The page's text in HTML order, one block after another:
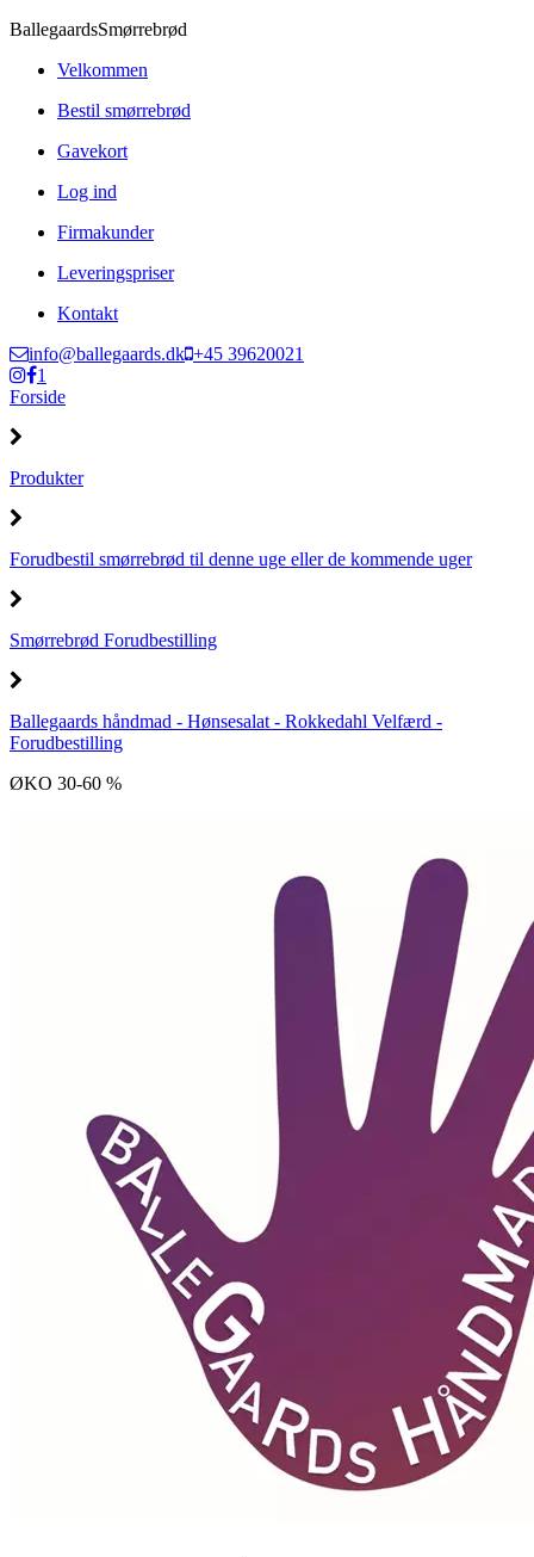
BallegaardsSmørrebrød
Velkommen
Bestil smørrebrød
Gavekort
Log ind
Firmakunder
Leveringspriser
Kontakt
info@ballegaards.dk +45 39620021
1
Forside
Produkter
Forudbestil smørrebrød til denne uge eller de kommende uger
Smørrebrød Forudbestilling
Ballegaards håndmad - Hønsesalat - Rokkedahl Velfærd -
Forudbestilling
ØKO 30-60 %